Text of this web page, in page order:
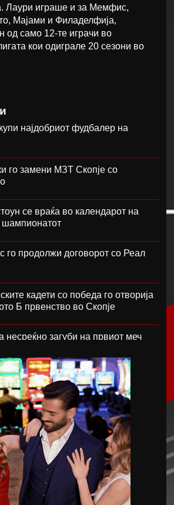
Лаури играше и за Мемфис,
Мајами и Филаделфија,
од само 12-те играчи во
кои одиграле 20 сезони во
најдобриот фудбалер на
го замени МЗТ Скопје со
се враќа во календарот на
го продолжи договорот со Реал
кадети со победа го отворија
Б првенство во Скопје
несреќно загуби на првиот меч
рекордниот
на Диоманде
преговара со Дубаи
согласност за враќање во